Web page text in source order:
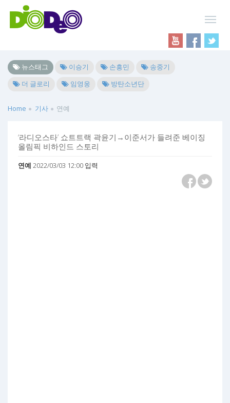
뉴스태그 이승기 손흥민
송중기
더 글로리
임영웅 방탄소년단
Home 기사 연예
‘라디오스타’ 쇼트트랙 곽윤기→이준서가 들려준 베이징
올림픽 비하인드 스토리
연예 2022/03/03 12:00 입력